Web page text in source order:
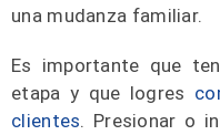
una mudanza familiar.
Es importante que
etapa y que logres
clientes. Presionar o